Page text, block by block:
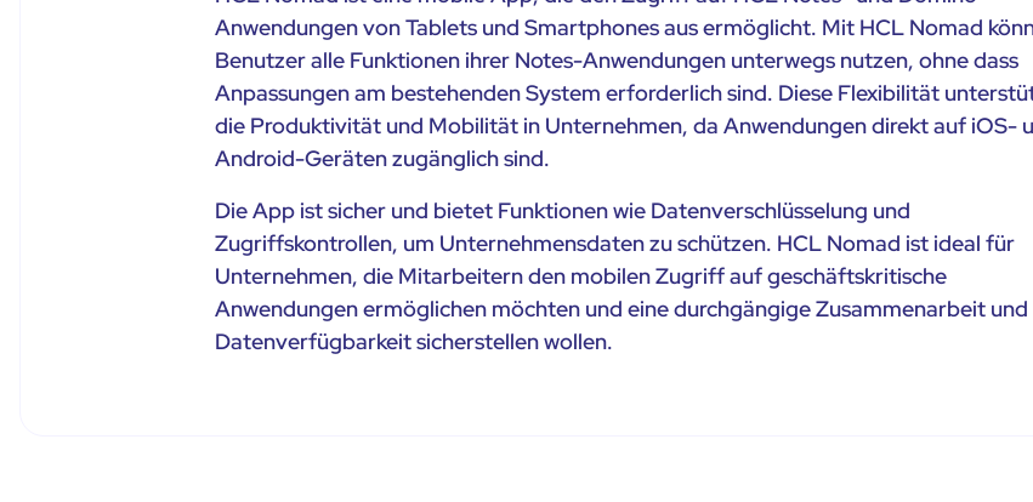
Anwendungen von Tablets und Smartphones aus ermöglicht. Mit HCL Nomad
Benutzer alle Funktionen ihrer Notes-Anwendungen unterwegs nutzen, ohne dass
Anpassungen am bestehenden System erforderlich sind. Diese Flexibilität
die Produktivität und Mobilität in Unternehmen, da Anwendungen direkt auf iOS-
Android-Geräten zugänglich sind.
Die App ist sicher und bietet Funktionen wie Datenverschlüsselung und
Zugriffskontrollen, um Unternehmensdaten zu schützen. HCL Nomad ist ideal für
Unternehmen, die Mitarbeitern den mobilen Zugriff auf geschäftskritische
Anwendungen ermöglichen möchten und eine durchgängige Zusammenarbeit und
Datenverfügbarkeit sicherstellen wollen.